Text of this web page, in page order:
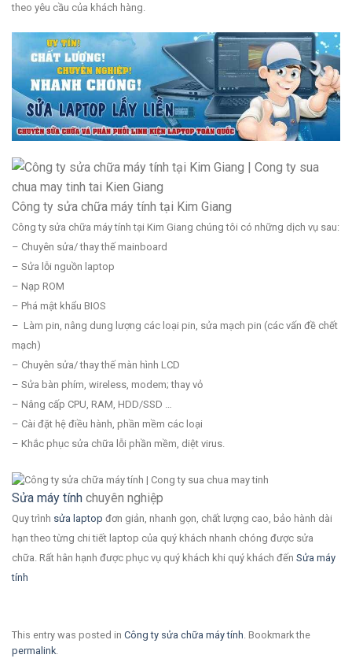
theo yêu cầu của khách hàng.
Công ty sửa chữa máy tính tại Kim Giang
Công ty sửa chữa máy tính tại Kim Giang chúng tôi có những dịch vụ sau:
– Chuyên sửa/ thay thế mainboard
– Sửa lỗi nguồn laptop
– Nạp ROM
– Phá mật khẩu BIOS
– Làm pin, nâng dung lượng các loại pin, sửa mạch pin (các vấn đề chết
mạch)
– Chuyên sửa/ thay thế màn hình LCD
– Sửa bàn phím, wireless, modem; thay vỏ
– Nâng cấp CPU, RAM, HDD/SSD …
– Cài đặt hệ điều hành, phần mềm các loại
– Khắc phục sửa chữa lỗi phần mềm, diệt virus.
Sửa máy tính chuyên nghiệp
Quy trình sửa laptop đơn giản, nhanh gọn, chất lượng cao, bảo hành dài
hạn theo từng chi tiết laptop của quý khách nhanh chóng được sửa
chữa. Rất hân hạnh được phục vụ quý khách khi quý khách đến Sửa máy
tính
This entry was posted in Công ty sửa chữa máy tính . Bookmark the
permalink